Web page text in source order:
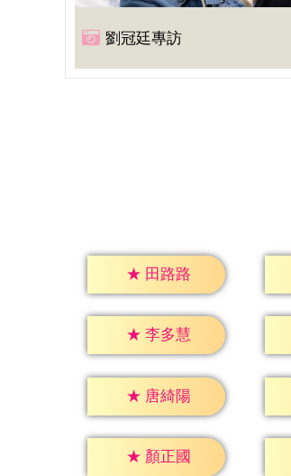
劉冠廷專訪
★ 田路路
★ 李多慧
★ 唐綺陽
★ 顏正國